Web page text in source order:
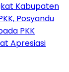
Kabupaten
Posyandu
PKK
Apresiasi